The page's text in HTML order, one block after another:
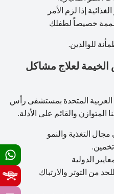
إذا لزم الأمر
خصيصاً لطفلك
للوالدين.
لعلاج مشاكل
العربية المتحدة بمستشفى رأس
المتوازن والقائم على الأدلة.
التغذية والنمو
الدولية
من التوتر والارتباك